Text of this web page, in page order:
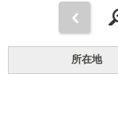
所在地